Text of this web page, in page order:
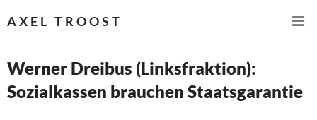
AXEL TROOST
Startseite
Werner Dreibus (Linksfraktion):
Sozialkassen brauchen Staatsgarantie